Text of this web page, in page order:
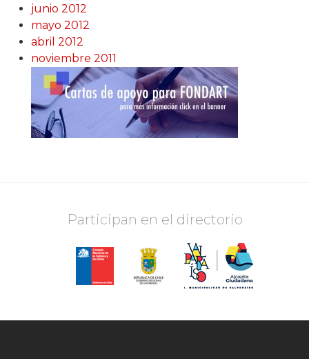
junio 2012
mayo 2012
abril 2012
noviembre 2011
Participan en el directorio